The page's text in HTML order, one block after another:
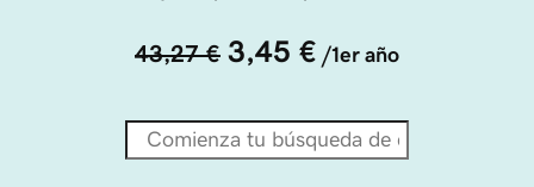
43,27 € 3,45 € /1er año